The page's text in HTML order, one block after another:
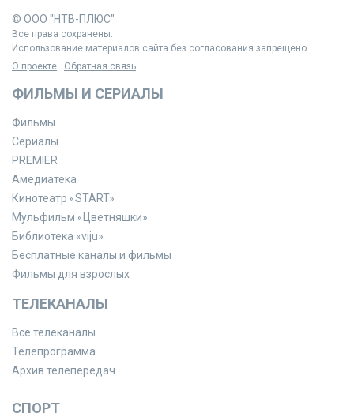
© ООО "НТВ-ПЛЮС"
Все права сохранены.
Использование материалов сайта без согласования запрещено.
О проекте
Обратная связь
ФИЛЬМЫ И СЕРИАЛЫ
Фильмы
Сериалы
PREMIER
Амедиатека
Кинотеатр «START»
Мульфильм «Цветняшки»
Библиотека «viju»
Бесплатные каналы и фильмы
Фильмы для взрослых
ТЕЛЕКАНАЛЫ
Все телеканалы
Телепрограмма
Архив телепередач
СПОРТ